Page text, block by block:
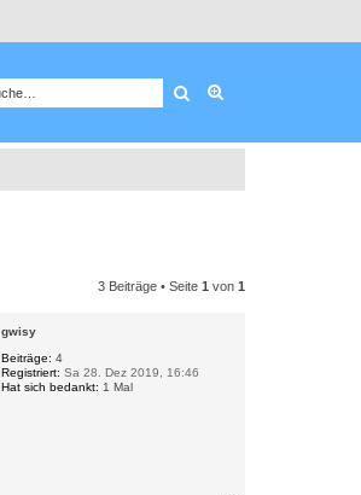
Suche
3 Beiträge • Seite 1 von 1
gwisy
Beiträge: 4
Registriert: Sa 28. Dez 2019, 16:46
Hat sich bedankt: 1 Mal